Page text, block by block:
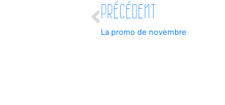
PRÉCÉDENT
La promo de novembre